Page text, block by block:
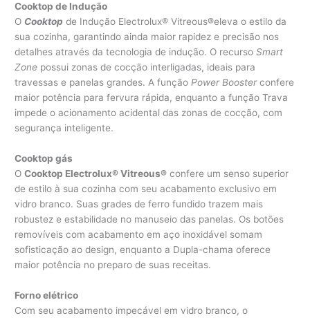
Cooktop de Indução
O Cooktop de Indução Electrolux® Vitreous®eleva o estilo da
sua cozinha, garantindo ainda maior rapidez e precisão nos
detalhes através da tecnologia de indução. O recursoSmart
Zone possui zonas de cocção interligadas, ideais para
travessas e panelas grandes. A função Power Boosterconfere
maior potência para fervura rápida, enquanto a função Trava
impede o acionamento acidental das zonas de cocção, com
segurança inteligente.
Cooktop gás
OCooktop Electrolux® Vitreous® confere um senso superior
de estilo à sua cozinha com seu acabamento exclusivo em
vidro branco. Suas grades de ferro fundido trazem mais
robustez e estabilidade no manuseio das panelas. Os botões
removíveis com acabamento em aço inoxidável somam
sofisticação ao design, enquanto a Dupla-chama oferece
maior potência no preparo de suas receitas.
Forno elétrico
Com seu acabamento impecável em vidro branco, o